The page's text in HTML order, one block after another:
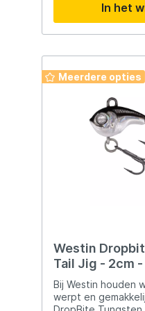
In het
Meerdere opties
Westin
Tail Jig - 2cm
Bij Westin houden
werpt en